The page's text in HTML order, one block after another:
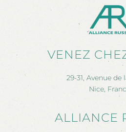
VENEZ
29-31, Avenue de
Nice,
ALLIANCE